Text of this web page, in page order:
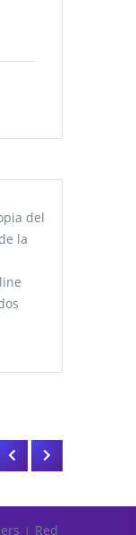
del
la
Red